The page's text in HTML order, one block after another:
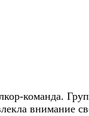
команда.
внимание